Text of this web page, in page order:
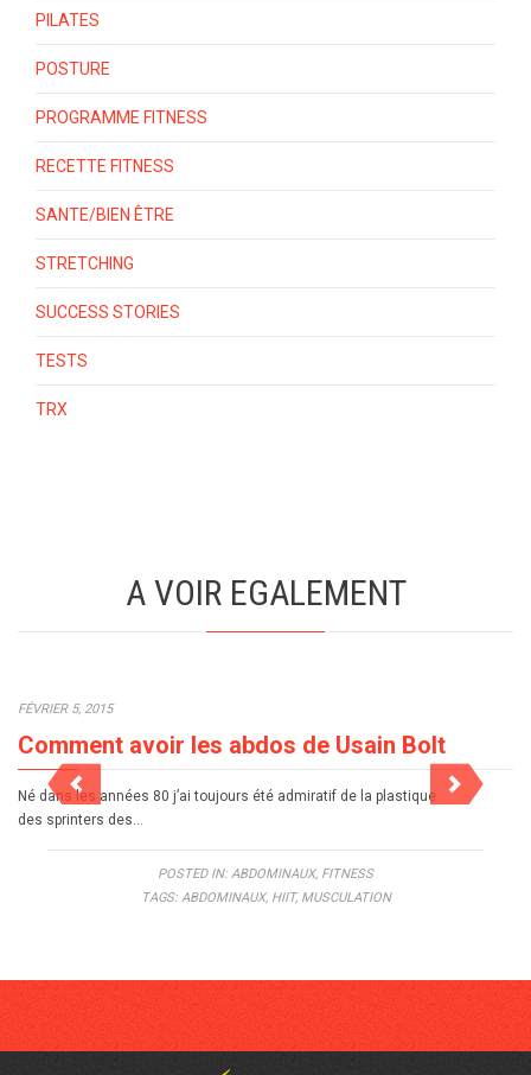
PILATES
POSTURE
PROGRAMME FITNESS
RECETTE FITNESS
SANTE/BIEN ÊTRE
STRETCHING
SUCCESS STORIES
TESTS
TRX
A VOIR EGALEMENT
FÉVRIER 5, 2015
Comment avoir les abdos de Usain Bolt
Né dans les années 80 j’ai toujours été admiratif de la plastique
des sprinters des…
POSTED IN: ABDOMINAUX, FITNESS
TAGS: ABDOMINAUX, HIIT, MUSCULATION